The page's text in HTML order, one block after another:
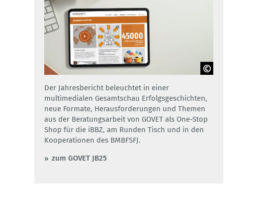
Adobe Stock / GOVET
Der Jahresbericht beleuchtet in einer
multimedialen Gesamtschau Erfolgsgeschichten,
neue Formate, Herausforderungen und Themen
aus der Beratungsarbeit von GOVET als One-Stop
Shop für die iBBZ, am Runden Tisch und in den
Kooperationen des BMBFSFJ.
zum GOVET JB25